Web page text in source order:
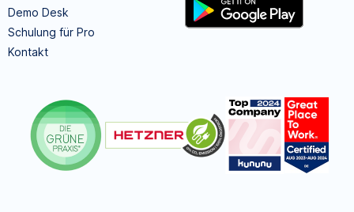
Demo Desk
Schulung für Pro
Kontakt